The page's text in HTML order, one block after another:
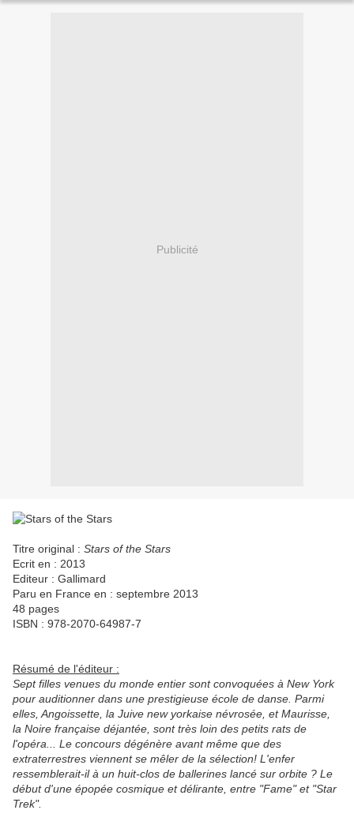
Publicité
Titre original : Stars of the Stars
Ecrit en : 2013
Editeur : Gallimard
Paru en France en : septembre 2013
48 pages
ISBN : 978-2070-64987-7
Résumé de l'éditeur :
Sept filles venues du monde entier sont convoquées à New York
pour auditionner dans une prestigieuse école de danse. Parmi
elles, Angoissette, la Juive new yorkaise névrosée, et Maurisse,
la Noire française déjantée, sont très loin des petits rats de
l'opéra... Le concours dégénère avant même que des
extraterrestres viennent se mêler de la sélection! L'enfer
ressemblerait-il à un huit-clos de ballerines lancé sur orbite ? Le
début d'une épopée cosmique et délirante, entre "Fame" et "Star
Trek".